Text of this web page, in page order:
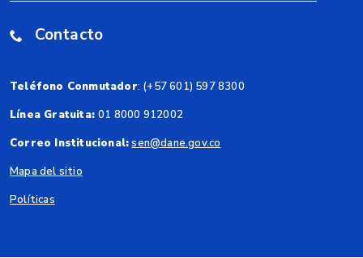
Contacto
Teléfono Conmutador: (+57 601) 597 8300
Línea Gratuita:01 8000 912002
Correo Institucional:sen@dane.gov.co
Mapa del sitio
Políticas